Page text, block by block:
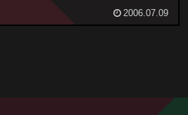
2006.07.09